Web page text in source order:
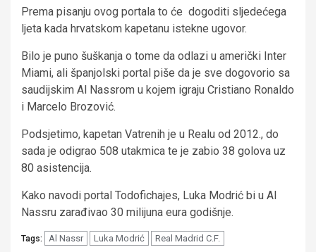
Prema pisanju ovog portala to će dogoditi sljedećega
ljeta kada hrvatskom kapetanu istekne ugovor.
Bilo je puno šuškanja o tome da odlazi u američki Inter
Miami, ali španjolski portal piše da je sve dogovorio sa
saudijskim Al Nassrom u kojem igraju Cristiano Ronaldo
i Marcelo Brozović.
Podsjetimo, kapetan Vatrenih je u Realu od 2012., do
sada je odigrao 508 utakmica te je zabio 38 golova uz
80 asistencija.
Kako navodi portal Todofichajes, Luka Modrić bi u Al
Nassru zarađivao 30 milijuna eura godišnje.
Tags: Al Nassr Luka Modrić Real Madrid C.F.